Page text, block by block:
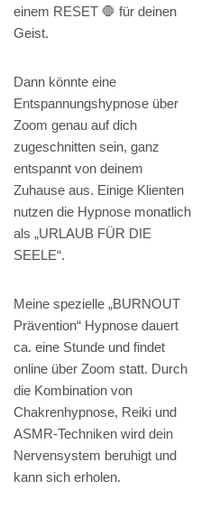
einem RESET 🛑 für deinen
Geist.
Dann könnte eine
Entspannungshypnose über
Zoom genau auf dich
zugeschnitten sein, ganz
entspannt von deinem
Zuhause aus. Einige Klienten
nutzen die Hypnose monatlich
als „URLAUB FÜR DIE
SEELE“.
Meine spezielle „BURNOUT
Prävention“ Hypnose dauert
ca. eine Stunde und findet
online über Zoom statt. Durch
die Kombination von
Chakrenhypnose, Reiki und
ASMR-Techniken wird dein
Nervensystem beruhigt und
kann sich erholen.